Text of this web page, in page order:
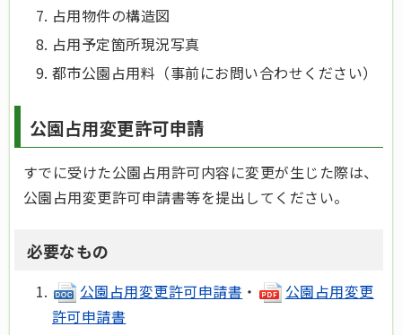
占用物件の構造図
占用予定箇所現況写真
都市公園占用料（事前にお問い合わせください）
公園占用変更許可申請
すでに受けた公園占用許可内容に変更が生じた際は、
公園占用変更許可申請書等を提出してください。
必要なもの
公園占用変更許可申請書 ・
公園占用変更
許可申請書